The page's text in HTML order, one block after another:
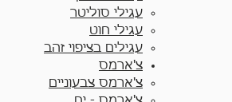
עגילי סוליטר
עגילי חוט
עגילים בציפוי זהב
צ'ארמס
צ'ארמס צבעוניים​